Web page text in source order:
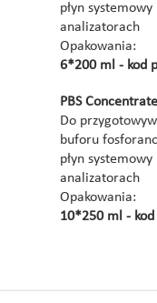
płyn
analizatorach
Opakowania:
6*200 ml - kod
PBS Concentrate
Do
buforu
płyn
analizatorach
Opakowania:
10*250 ml -